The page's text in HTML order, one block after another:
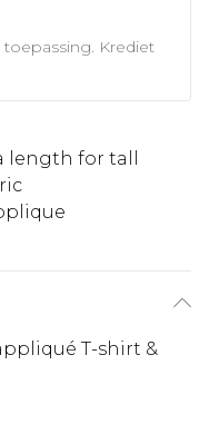
Krediet
length for tall
T-shirt &